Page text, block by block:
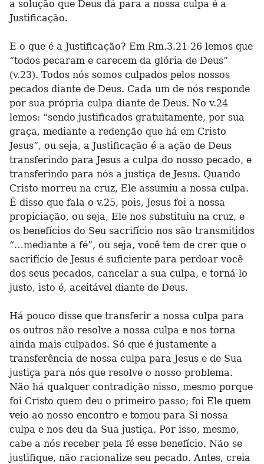
a solução que Deus dá para a nossa culpa é a
Justificação.
E o que é a Justificação? Em Rm.3.21-26 lemos que
“todos pecaram e carecem da glória de Deus”
(v.23). Todos nós somos culpados pelos nossos
pecados diante de Deus. Cada um de nós responde
por sua própria culpa diante de Deus. No v.24
lemos: “sendo justificados gratuitamente, por sua
graça, mediante a redenção que há em Cristo
Jesus”, ou seja, a Justificação é a ação de Deus
transferindo para Jesus a culpa do nosso pecado, e
transferindo para nós a justiça de Jesus. Quando
Cristo morreu na cruz, Ele assumiu a nossa culpa.
É disso que fala o v.25, pois, Jesus foi a nossa
propiciação, ou seja, Ele nos substituiu na cruz, e
os benefícios do Seu sacrifício nos são transmitidos
“…mediante a fé”, ou seja, você tem de crer que o
sacrifício de Jesus é suficiente para perdoar você
dos seus pecados, cancelar a sua culpa, e torná-lo
justo, isto é, aceitável diante de Deus.
Há pouco disse que transferir a nossa culpa para
os outros não resolve a nossa culpa e nos torna
ainda mais culpados. Só que é justamente a
transferência de nossa culpa para Jesus e de Sua
justiça para nós que resolve o nosso problema.
Não há qualquer contradição nisso, mesmo porque
foi Cristo quem deu o primeiro passo; foi Ele quem
veio ao nosso encontro e tomou para Si nossa
culpa e nos deu da Sua justiça. Por isso, mesmo,
cabe a nós receber pela fé esse benefício. Não se
justifique, não racionalize seu pecado. Antes, creia